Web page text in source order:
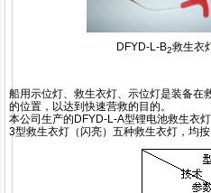
DFYD-L-B2救生衣
船用示位灯、救生衣灯、示位灯是装备在
的位置，以达到快速营救的目的。
本公司生产的DFYD-L-A型锂电池救生衣
3型救生衣灯（闪亮）五种救生衣灯，均